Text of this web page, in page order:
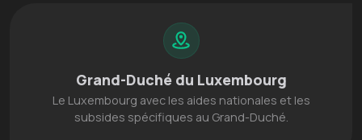
Grand-Duché du Luxembourg
Le Luxembourg avec les aides nationales et les
subsides spécifiques au Grand-Duché.